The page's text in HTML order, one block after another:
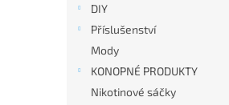
DIY
Příslušenství
Mody
KONOPNÉ PRODUKTY
Nikotinové sáčky